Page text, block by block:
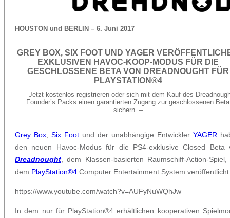
HOUSTON und BERLIN – 6. Juni 2017
GREY BOX, SIX FOOT UND YAGER
EXKLUSIVEN HAVOC-KOOP-MODUS FÜR DIE
GESCHLOSSENE BETA VON DREADNOUGHT FÜR
PLAYSTATION®4
– Jetzt kostenlos registrieren oder sich mit dem Kauf des
Founder’s Packs einen garantierten Zugang zur geschlossenen Beta
sichern. –
Grey Box Six Foot und der unabhängige Entwickler YAGER
den neuen Havoc-Modus für die PS4-exklusive Closed Beta
Dreadnought , dem Klassen-basierten Raumschiff-Action-Spiel,
dem PlayStation®4 Computer Entertainment System
https://www.youtube.com/watch?v=AUFyNuWQhJw
In dem nur für PlayStation®4 erhältlichen kooperativen